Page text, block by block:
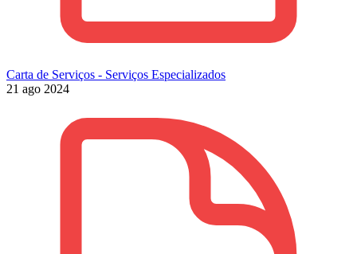
Carta de Serviços - Serviços Especializados
21 ago 2024